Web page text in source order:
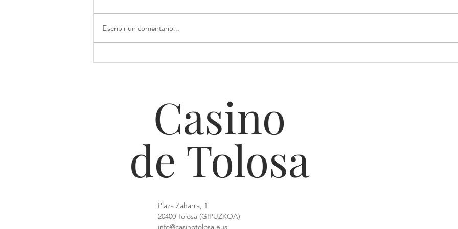
Solidaridad y un ambiente
Hoy se ha presentado el "V.
Escribir un comentario...
Casino
de Tolosa
Plaza Zaharra, 1
20400 Tolosa (GIPUZKOA)